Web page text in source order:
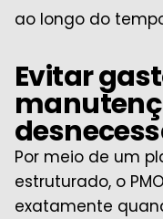
ao longo do
Evitar
Por meio de um
estruturado, o
exatamente